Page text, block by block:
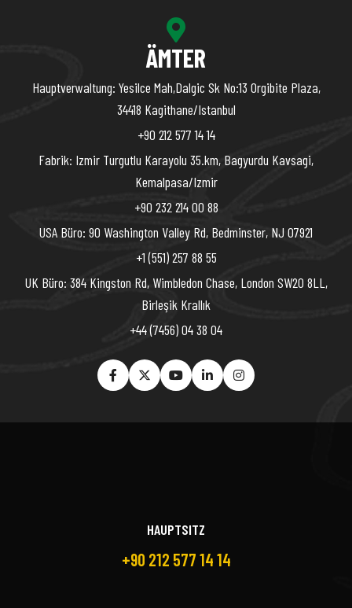
ÄMTER
Hauptverwaltung: Yesilce Mah,Dalgic Sk No:13 Orgibite Plaza,
34418 Kagithane/Istanbul
+90 212 577 14 14
Fabrik: Izmir Turgutlu Karayolu 35.km, Bagyurdu Kavsagi,
Kemalpasa/Izmir
+90 232 214 00 88
USA Büro: 90 Washington Valley Rd, Bedminster, NJ 07921
+1 (551) 257 88 55
UK Büro: 384 Kingston Rd, Wimbledon Chase, London SW20 8LL,
Birleşik Krallık
+44 (7456) 04 38 04
HAUPTSITZ
+90 212 577 14 14